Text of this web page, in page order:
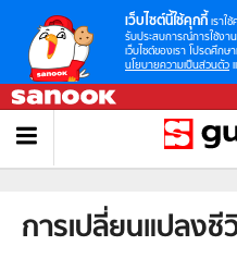
เว็บไซต์นี้ใช้คุกกี้ เราใ
รับประสบการณ์การใช้งา
เว็บไซต์ของเรา โปรดศึกษ
นโยบายความเป็นส่วนตัว
การเปลี่ยนแปลง